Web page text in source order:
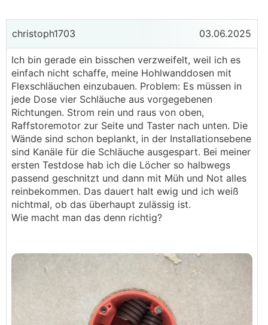
christoph1703 03.06.2025
Ich bin gerade ein bisschen verzweifelt, weil ich es
einfach nicht schaffe, meine Hohlwanddosen mit
Flexschläuchen einzubauen. Problem: Es müssen in
jede Dose vier Schläuche aus vorgegebenen
Richtungen. Strom rein und raus von oben,
Raffstoremotor zur Seite und Taster nach unten. Die
Wände sind schon beplankt, in der Installationsebene
sind Kanäle für die Schläuche ausgespart. Bei meiner
ersten Testdose hab ich die Löcher so halbwegs
passend geschnitzt und dann mit Müh und Not alles
reinbekommen. Das dauert halt ewig und ich weiß
nichtmal, ob das überhaupt zulässig ist.
Wie macht man das denn richtig?